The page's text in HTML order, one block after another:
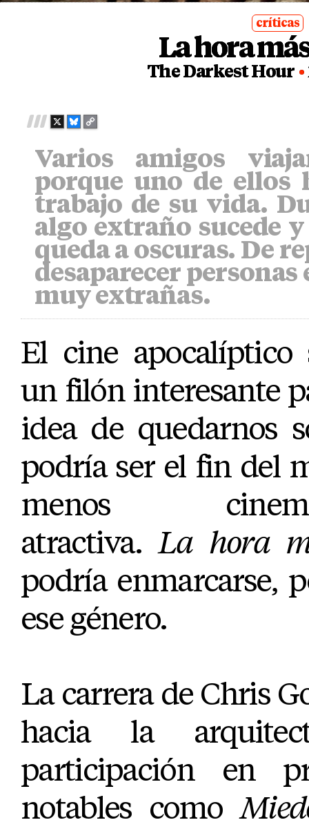
posted
in
críticas
La hora
The Darkest Hour
X
B
U
E
S
K
Y
C
Y
L
I
N
K
Varios amigos
porque uno de ellos
trabajo de su vida.
algo extraño sucede
queda a oscuras. De
desaparecer
muy extrañas.
El cine apocalíptico
un filón interesante
idea de quedarnos
podría ser el fin del
menos
atractiva.La hora
podría enmarcarse,
ese género.
La carrera de Chris
hacia la
participación en
notables como